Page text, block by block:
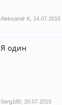
Aleksandr K 14.07.2015
Я один
Serg180 20.07.2015